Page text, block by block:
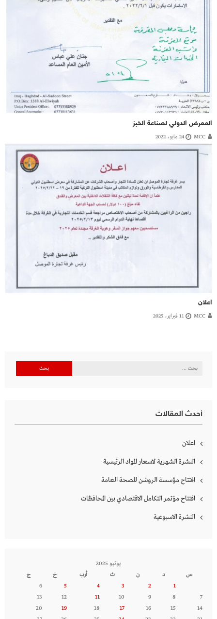
المعرض الدولي لصناعة الخبز
MCC 24 مايو، 2022
اعلان
MCC 11 فبراير، 2025
البحث
أحدث المقالات
اعلان
النشرة الشهرية لاسعار المواد الرئيسية
افتتاح مؤسسة الروشن للصحة العامة
افتتاح مؤتمر التكامل الاقتصادي بين المحافظات
النشرة الاسبوعية
يونيو 2025
س
د ن ث أرب خ
ج
1
2
3
4
5
6
7
8
9
10
11
12
13
14
15
16
17
18
19
20